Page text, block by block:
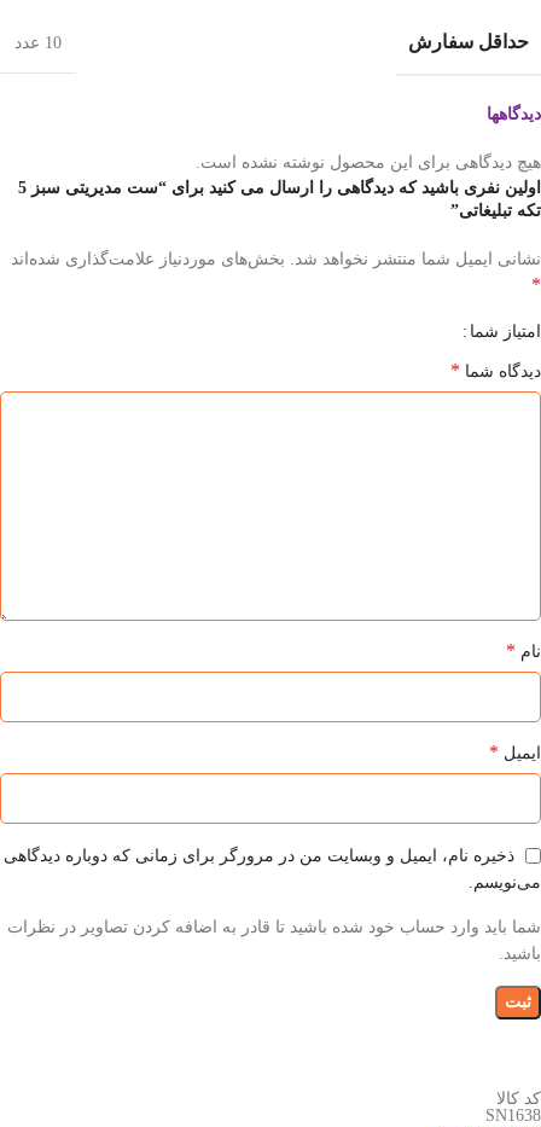
حداقل سفارش 10 عدد
دیدگاهها
هیچ دیدگاهی برای این محصول نوشته نشده است.
اولین نفری باشید که دیدگاهی را ارسال می کنید برای “ست مدیریتی سبز 5
تکه تبلیغاتی”
نشانی ایمیل شما منتشر نخواهد شد. بخش‌های موردنیاز علامت‌گذاری شده‌اند
*
امتیاز شما
دیدگاه شما *
نام *
ایمیل *
ذخیره نام، ایمیل و وبسایت من در مرورگر برای زمانی که دوباره دیدگاهی
می‌نویسم.
شما باید وارد حساب خود شده باشید تا قادر به اضافه کردن تصاویر در نظرات
باشید.
کد کالا
SN1638